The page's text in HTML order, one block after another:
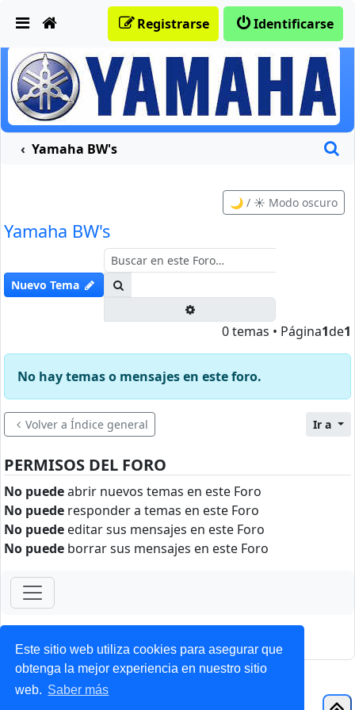
Este sitio web utiliza cookies para asegurar que
obtenga la mejor experiencia en nuestro sitio
web. Saber más
Identificarse
Registrarse
Yamaha BW's
🌙 / ☀️ Modo oscuro
Yamaha BW's
Nuevo Tema
0 temas • Página1de1
No hay temas o mensajes en este foro.
Volver a Índice general Ir a
PERMISOS DEL FORO
No puedeabrir nuevos temas en este Foro
No puede responder a temas en este Foro
No puede editar sus mensajes en este Foro
No puede borrar sus mensajes en este Foro
ForoClub 2025
Privacidad| Condiciones